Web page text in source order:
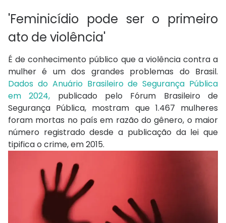
'Feminicídio pode ser o primeiro
ato de violência'
É de conhecimento público que a violência contra a
mulher é um dos grandes problemas do Brasil.
Dados do Anuário Brasileiro de Segurança Pública
em 2024, publicado pelo Fórum Brasileiro de
Segurança Pública, mostram que 1.467 mulheres
foram mortas no país em razão do gênero, o maior
número registrado desde a publicação da lei que
tipifica o crime, em 2015.